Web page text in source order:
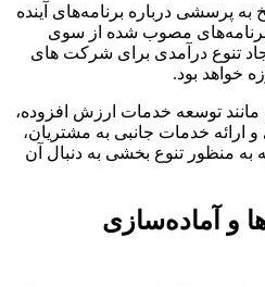
به پرسشی درباره برنامه‌های آینده
برنامه‌های مصوب شده از سوی
تنوع درآمدی برای شرکت های
خواهد بود.
مانند توسعه خدمات ارزش افزوده،
ارائه خدمات جانبی به مشتریان،
به منظور تنوع بخشی به دنبال آن
و آماده‌سازی